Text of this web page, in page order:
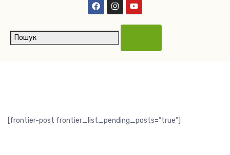
[frontier-post frontier_list_pending_posts=”true”]